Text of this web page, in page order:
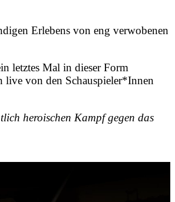
Erlebens von eng verwobenen
letztes Mal in dieser Form
live von den Schauspieler*Innen
heroischen Kampf gegen das